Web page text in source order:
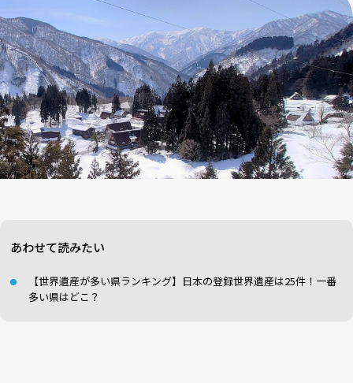
あわせて読みたい
【世界遺産が多い県ランキング】日本の登録世界遺産は25件！一番
多い県はどこ？